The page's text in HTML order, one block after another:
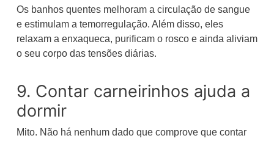
Os banhos quentes melhoram a circulação de sangue
e estimulam a temorregulação. Além disso, eles
relaxam a enxaqueca, purificam o rosco e ainda aliviam
o seu corpo das tensões diárias.
9. Contar carneirinhos ajuda a
dormir
Mito. Não há nenhum dado que comprove que contar